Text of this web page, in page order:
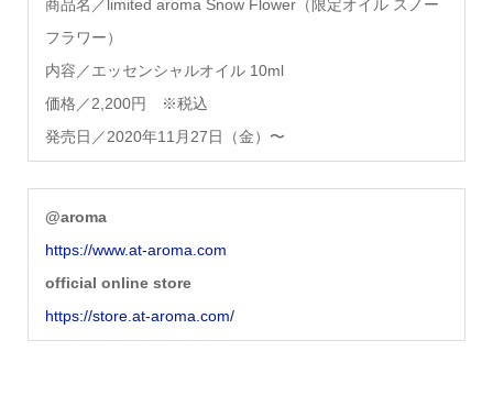
商品名／limited aroma Snow Flower（限定オイル スノー
フラワー）
内容／エッセンシャルオイル 10ml
価格／2,200円 ※税込
発売日／2020年11月27日（金）〜
@aroma
https://www.at-aroma.com
official online store
https://store.at-aroma.com/